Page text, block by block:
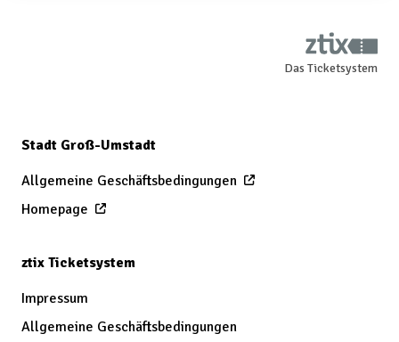
Das Ticketsystem
Stadt Groß-Umstadt
Allgemeine Geschäftsbedingungen
Homepage
ztix Ticketsystem
Impressum
Allgemeine Geschäftsbedingungen